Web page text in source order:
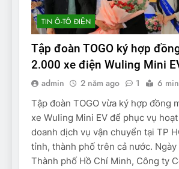
TIN Ô-TÔ ĐIỆN
Tập đoàn TOGO ký hợp
2.000 xe điện Wuling Mini
admin 2 năm ago 1 6
Tập đoàn TOGO vừa ký hợp đồng
xe Wuling Mini EV để phục vụ
doanh dịch vụ vận chuyển tại TP
tỉnh, thành phố trên cả nước.
Thành phố Hồ Chí Minh, Công ty